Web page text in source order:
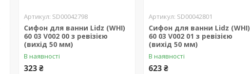
SD00042798
Сифон для ванни Lidz (WHI)
60 03 V002 00 з ревізією
(вихід 50 мм)
В наявності
323 ₴
SD00042801
Сифон для ванни Lidz (WHI)
60 03 V002 01 з ревізією
(вихід 50 мм)
В наявності
623 ₴